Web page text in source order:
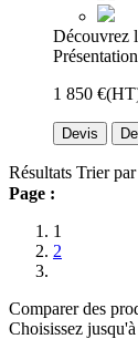
Découvrez
1 850 €
Devis
Résultats Trier par
Page :
1
2
Comparer des
Choisissez